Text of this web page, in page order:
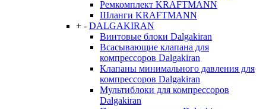
Ремкомплект KRAFTMANN
Шланги KRAFTMANN
+ - DALGAKIRAN
Винтовые блоки Dalgakiran
Всасывающие клапана для
компрессоров Dalgakiran
Клапаны минимального давления для
компрессоров Dalgakiran
Мультиблоки для компрессоров
Dalgakiran